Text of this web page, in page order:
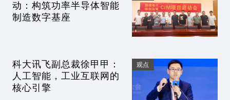
动：构筑功率半导体智能
制造数字基座
科大讯飞副总裁徐甲甲：
人工智能，工业互联网的
核心引擎
观点